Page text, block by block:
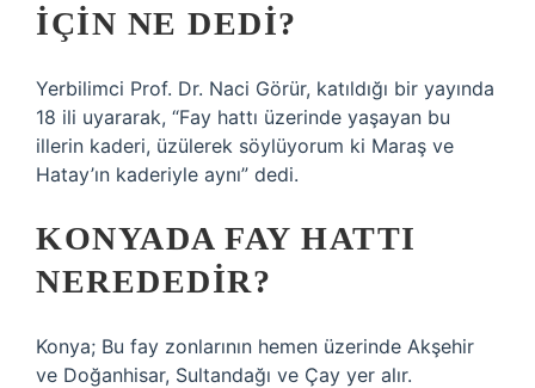
IÇIN NE DEDI?
Yerbilimci Prof. Dr. Naci Görür, katıldığı bir yayında
18 ili uyararak, “Fay hattı üzerinde yaşayan bu
illerin kaderi, üzülerek söylüyorum ki Maraş ve
Hatay’ın kaderiyle aynı” dedi.
KONYADA FAY HATTI
NEREDEDIR?
Konya; Bu fay zonlarının hemen üzerinde Akşehir
ve Doğanhisar, Sultandağı ve Çay yer alır.